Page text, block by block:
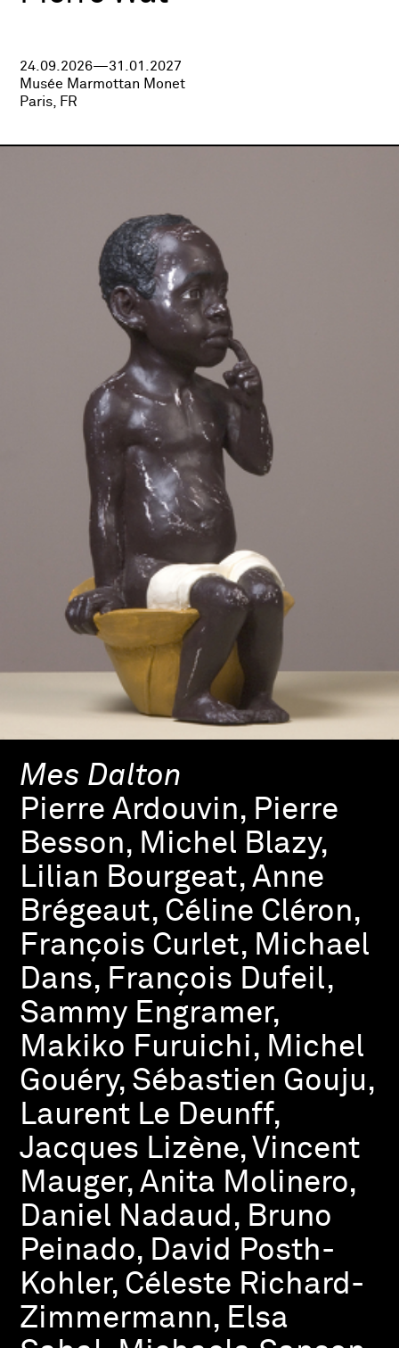
24.09.2026—31.01.2027
Musée Marmottan Monet
Paris, FR
Mes Dalton
Pierre Ardouvin, Pierre
Besson, Michel Blazy,
Lilian Bourgeat, Anne
Brégeaut, Céline Cléron,
François Curlet, Michael
Dans, François Dufeil,
Sammy Engramer,
Makiko Furuichi, Michel
Gouéry, Sébastien Gouju,
Laurent Le Deunff,
Jacques Lizène, Vincent
Mauger, Anita Molinero,
Daniel Nadaud, Bruno
Peinado, David Posth-
Kohler, Céleste Richard-
Zimmermann, Elsa